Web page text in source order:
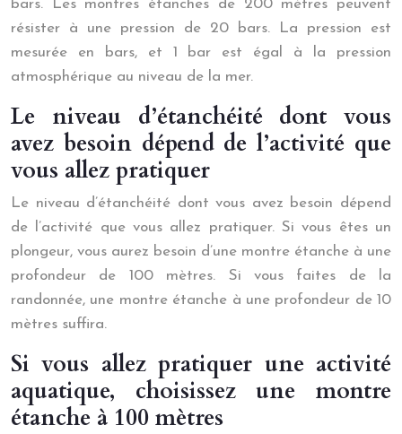
bars. Les montres étanches de 200 mètres peuvent
résister à une pression de 20 bars. La pression est
mesurée en bars, et 1 bar est égal à la pression
atmosphérique au niveau de la mer.
Le niveau d’étanchéité dont vous
avez besoin dépend de l’activité que
vous allez pratiquer
Le niveau d’étanchéité dont vous avez besoin dépend
de l’activité que vous allez pratiquer. Si vous êtes un
plongeur, vous aurez besoin d’une montre étanche à une
profondeur de 100 mètres. Si vous faites de la
randonnée, une montre étanche à une profondeur de 10
mètres suffira.
Si vous allez pratiquer une activité
aquatique, choisissez une montre
étanche à 100 mètres